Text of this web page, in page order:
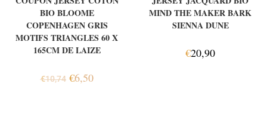
BIO BLOOME
COPENHAGEN GRIS
MOTIFS TRIANGLES 60 X
165CM DE LAIZE
€10,74 €6,50
MIND THE MAKER BARK
SIENNA DUNE
€20,90